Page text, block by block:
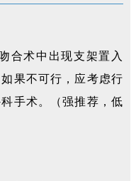
合术中出现支架置入
果不可行，应考虑行
手术。（强推荐，低